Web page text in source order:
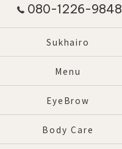
080-1226-9848
Sukhairo
Menu
EyeBrow
Body Care